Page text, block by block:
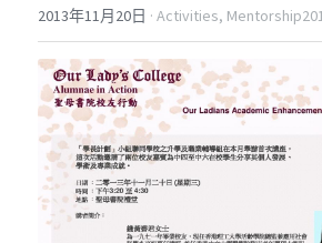
2013年11月20日 · Activities,